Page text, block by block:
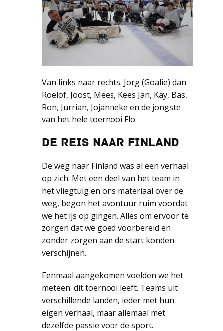
Van links naar rechts. Jorg (Goalie) dan
Roelof, Joost, Mees, Kees Jan, Kay, Bas,
Ron, Jurrian, Jojanneke en de jongste
van het hele toernooi Flo.
DE REIS NAAR FINLAND
De weg naar Finland was al een verhaal
op zich. Met een deel van het team in
het vliegtuig en ons materiaal over de
weg, begon het avontuur ruim voordat
we het ijs op gingen. Alles om ervoor te
zorgen dat we goed voorbereid en
zonder zorgen aan de start konden
verschijnen.
Eenmaal aangekomen voelden we het
meteen: dit toernooi leeft. Teams uit
verschillende landen, ieder met hun
eigen verhaal, maar allemaal met
dezelfde passie voor de sport.